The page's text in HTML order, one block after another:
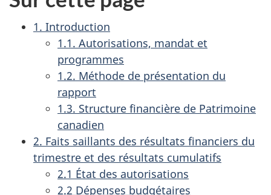
1. Introduction
1.1. Autorisations, mandat et
programmes
1.2. Méthode de présentation du
rapport
1.3. Structure financière de Patrimoine
canadien
2. Faits saillants des résultats financiers du
trimestre et des résultats cumulatifs
2.1 État des autorisations
2.2 Dépenses budgétaires